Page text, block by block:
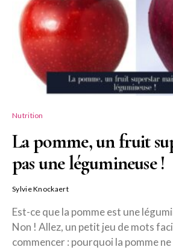
Nutrition
La pomme, un fruit
pas une légumineuse !
Sylvie Knockaert
Est-ce que la pomme est une
Non ! Allez, un petit jeu de mots
commencer : pourquoi la pomme